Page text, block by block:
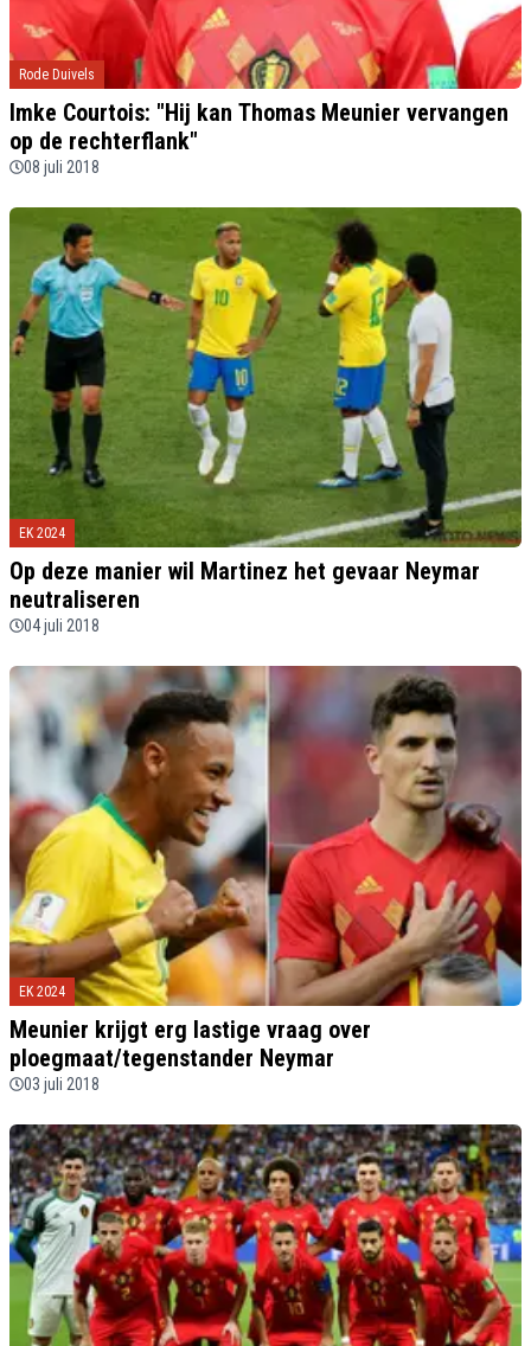
Rode Duivels
Imke Courtois: "Hij kan Thomas Meunier vervangen
op de rechterflank"
08 juli 2018
EK 2024
Op deze manier wil Martinez het gevaar Neymar
neutraliseren
04 juli 2018
EK 2024
Meunier krijgt erg lastige vraag over
ploegmaat/tegenstander Neymar
03 juli 2018